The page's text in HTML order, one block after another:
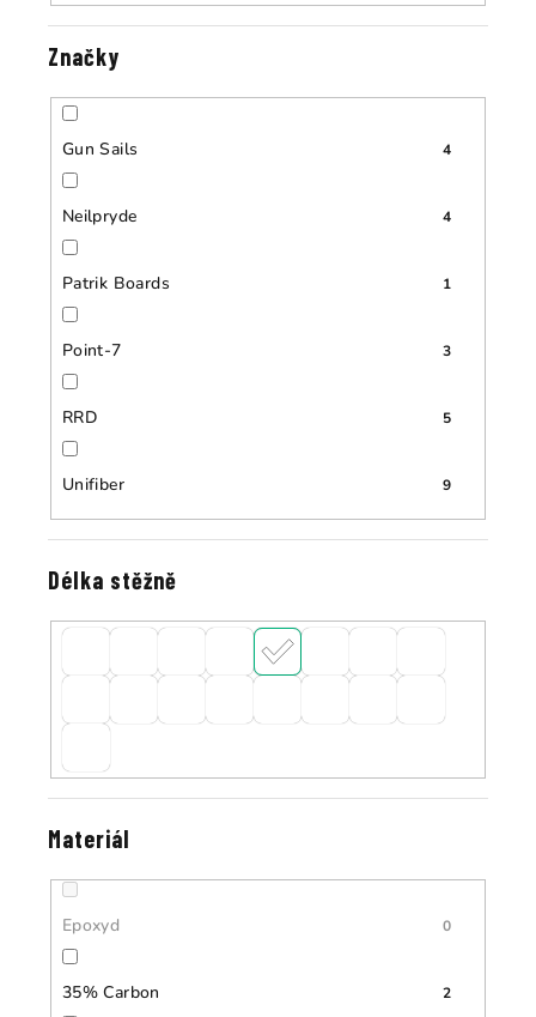
Značky
Gun Sails 4
Neilpryde 4
Patrik Boards 1
Point-7 3
RRD 5
Unifiber 9
Délka stěžně
Materiál
Epoxyd 0
35% Carbon 2